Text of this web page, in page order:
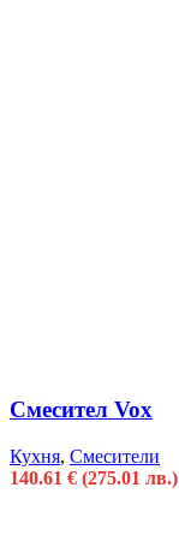
Смесител Vox
Кухня, Смесители
140.61 € (275.01 лв.)